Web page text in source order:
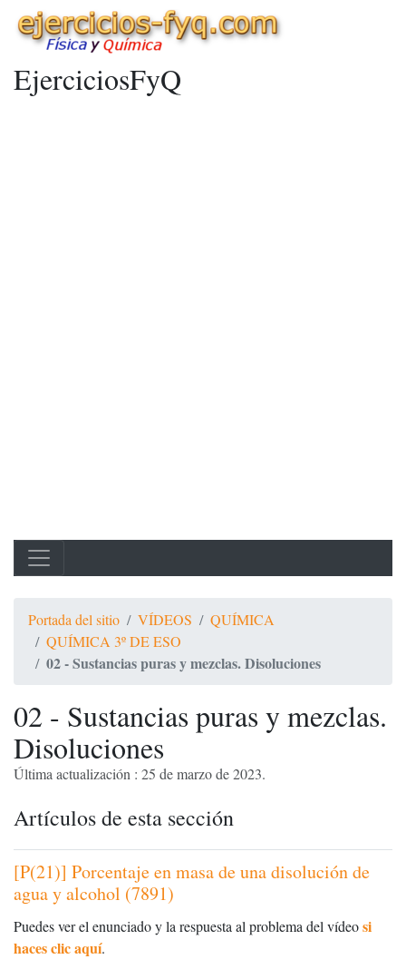
EjerciciosFyQ
Portada del sitio VÍDEOS
QUÍMICA
QUÍMICA 3º DE ESO
02 - Sustancias puras y mezclas. Disoluciones
02 - Sustancias puras y mezclas.
Disoluciones
Última actualización : 25 de marzo de 2023.
Artículos de esta sección
[P(21)] Porcentaje en masa de una disolución de
agua y alcohol (7891)
Puedes ver el enunciado y la respuesta al problema del vídeosi
haces clic aquí.